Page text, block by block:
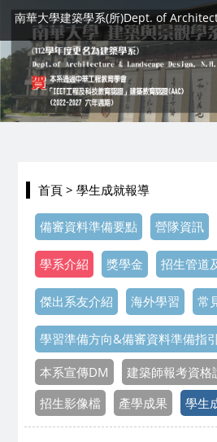
南華大學建築學系(所)Dept. of
首頁 > 學生成就報導
備審資料準備要點 營隊資訊
學系介紹 獎學金 招生管道
傑出系友介紹 海外學習 常
學習準備方向&備審資料準備指引
本系宣傳DM 建築師報考資格
招生影像檔
產學成果 學生